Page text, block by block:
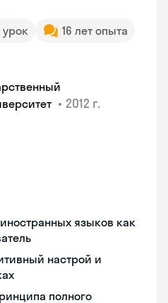
урок
16 лет опыта
• 2012 г.
языков как
настрой и
полного